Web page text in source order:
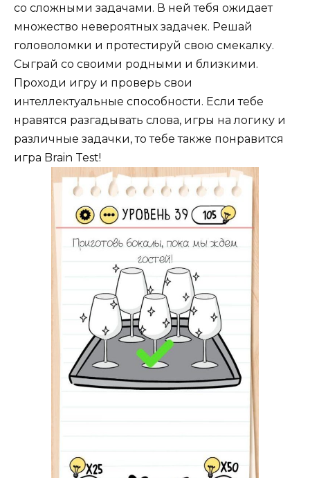
со сложными задачами. В ней тебя ожидает
множество невероятных задачек. Решай
головоломки и протестируй свою смекалку.
Сыграй со своими родными и близкими.
Проходи игру и проверь свои
интеллектуальные способности. Если тебе
нравятся разгадывать слова, игры на логику и
различные задачки, то тебе также понравится
игра Brain Test!